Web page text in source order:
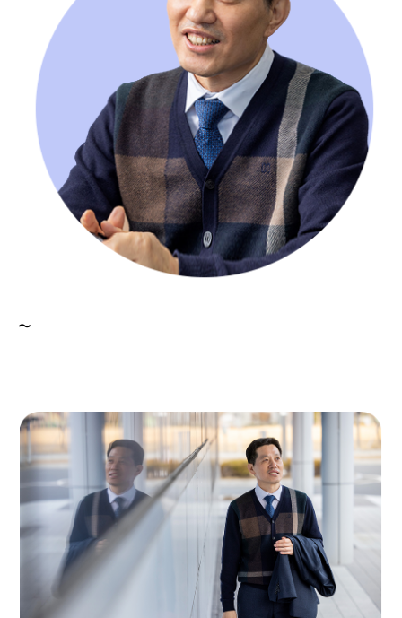
한국남부발전에서 근무할 당시에는 이곳이 공기업은 아니기에 자유롭게 운영되고 있지 않을까 생각했습니다. 와서 보니 규모는 작지만 굉장히 효율적이고 전문성 있게 운영되고 있었습니다. 정부의 경영 평가, 정책 이해 등 공공 부문의 책임이 없어 수익성, 경제성을 높이기 위해 내실 있게 운영되고 있음을 알게 되었습니다. KOSPO영남파워의 전체 인력 중 약 30%는 한국남부발전에서 전출해 온 인력으로 신규 인력 육성을 위해 기술 및 노하우를 전수하고 있으며 70%는 KOSPO영남파워에서 신규 채용한 프로들입니다. 프로들은 각 파트에서 2〜6년 정도의 짧은 경력을 보유했지만 업무에 있어서는 적극적이고 긍정적이며 전문성을 갖추고 있습니다. 이들은 뭐든 배우고자 하는 마인드와 누구와도 조화롭게 어울리기 위해 노력하고 있고요. 경영진과 직원들의 조화는 다른 곳에서는 볼 수 없는 독창적인 문화로 자리 잡고 있어 인상 깊었습니다.